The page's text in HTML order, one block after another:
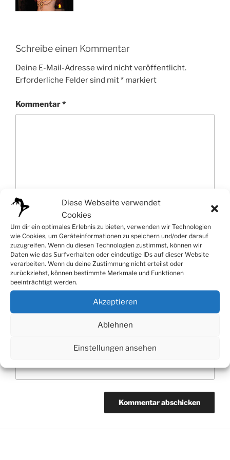
Diese Webseite verwendet
Cookies
Um dir ein optimales Erlebnis zu bieten, verwenden wir Technologien
wie Cookies, um Geräteinformationen zu speichern und/oder darauf
zuzugreifen. Wenn du diesen Technologien zustimmst, können wir
Daten wie das Surfverhalten oder eindeutige IDs auf dieser Website
verarbeiten. Wenn du deine Zustimmung nicht erteilst oder
zurückziehst, können bestimmte Merkmale und Funktionen
beeinträchtigt werden.
Akzeptieren
Ablehnen
Einstellungen ansehen
Schreibe einen Kommentar
Deine E-Mail-Adresse wird nicht veröffentlicht.
Erforderliche Felder sind mit* markiert
Kommentar*
Name*